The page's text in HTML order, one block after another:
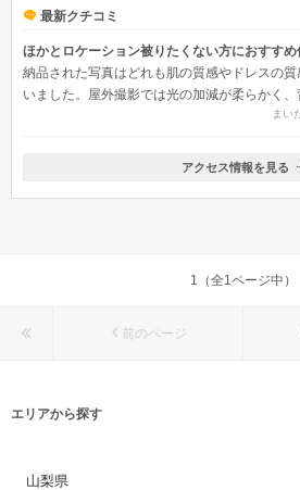
最新クチコミ
ほかとロケーション被りたくない方におすすめ
納品された写真はどれも肌の質感やドレスの
いました。屋外撮影では光の加減が柔らかく
ポーズや表情も多彩で、見返すたびに当日の
す。編集は予想よりやや過剰でした。
まい
長野県南佐久郡佐久穂町高野町2840-3
アクセス情報を見る
1（全1ページ中）
前のページ
エリアから探す
山梨県